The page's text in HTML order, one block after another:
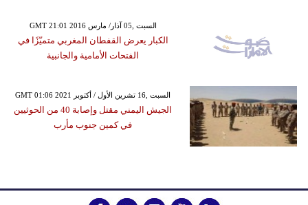
GMT 21:01 2016 السبت ,05 آذار/ مارس
الكبار يعرض القفطان المغربي متميّزًا في
الفتحات الأمامية والجانبية
GMT 01:06 2021 السبت ,16 تشرين الأول / أكتوبر
الجيش اليمني مقتل وإصابة 40 من الحوثيين
في كمين جنوب مأرب